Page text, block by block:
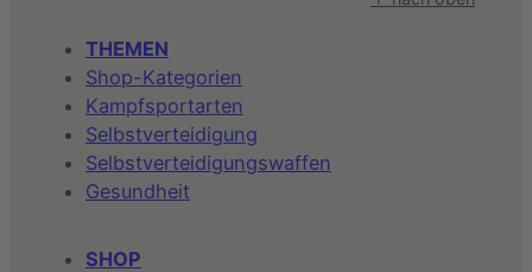
THEMEN
Shop-Kategorien
Kampfsportarten
Selbstverteidigung
Selbstverteidigungswaffen
Gesundheit
SHOP